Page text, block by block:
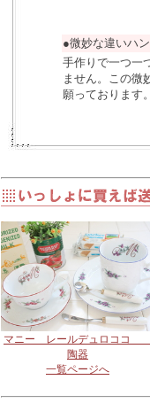
●微妙な違いハ
手作りで一つ一
ません。この微
願っております。
マニー レールデュロココ
陶器
一覧ページへ